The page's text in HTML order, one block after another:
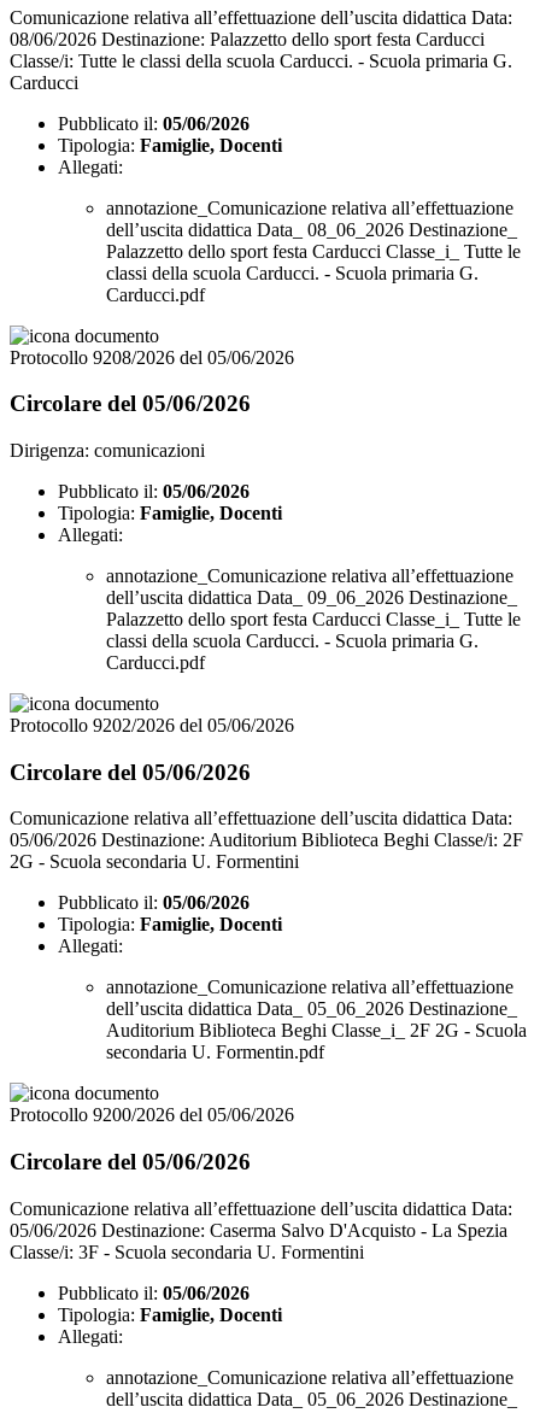
Comunicazione relativa all’effettuazione dell’uscita didattica Data:
08/06/2026 Destinazione: Palazzetto dello sport festa Carducci
Classe/i: Tutte le classi della scuola Carducci. - Scuola primaria G.
Carducci
Pubblicato il: 05/06/2026
Tipologia: Famiglie, Docenti
Allegati:
annotazione_Comunicazione relativa all’effettuazione
dell’uscita didattica Data_ 08_06_2026 Destinazione_
Palazzetto dello sport festa Carducci Classe_i_ Tutte le
classi della scuola Carducci. - Scuola primaria G.
Carducci.pdf
Protocollo 9208/2026 del 05/06/2026
Circolare del 05/06/2026
Dirigenza: comunicazioni
Pubblicato il: 05/06/2026
Tipologia: Famiglie, Docenti
Allegati:
annotazione_Comunicazione relativa all’effettuazione
dell’uscita didattica Data_ 09_06_2026 Destinazione_
Palazzetto dello sport festa Carducci Classe_i_ Tutte le
classi della scuola Carducci. - Scuola primaria G.
Carducci.pdf
Protocollo 9202/2026 del 05/06/2026
Circolare del 05/06/2026
Comunicazione relativa all’effettuazione dell’uscita didattica Data:
05/06/2026 Destinazione: Auditorium Biblioteca Beghi Classe/i: 2F
2G - Scuola secondaria U. Formentini
Pubblicato il: 05/06/2026
Tipologia: Famiglie, Docenti
Allegati:
annotazione_Comunicazione relativa all’effettuazione
dell’uscita didattica Data_ 05_06_2026 Destinazione_
Auditorium Biblioteca Beghi Classe_i_ 2F 2G - Scuola
secondaria U. Formentin.pdf
Protocollo 9200/2026 del 05/06/2026
Circolare del 05/06/2026
Comunicazione relativa all’effettuazione dell’uscita didattica Data:
05/06/2026 Destinazione: Caserma Salvo D'Acquisto - La Spezia
Classe/i: 3F - Scuola secondaria U. Formentini
Pubblicato il: 05/06/2026
Tipologia: Famiglie, Docenti
Allegati:
annotazione_Comunicazione relativa all’effettuazione
dell’uscita didattica Data_ 05_06_2026 Destinazione_